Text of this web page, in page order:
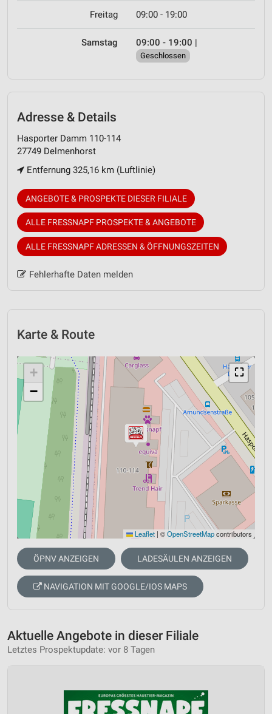
Freitag 09:00 - 19:00
Samstag 09:00 - 19:00 |
Geschlossen
Adresse & Details
Hasporter Damm 110-114
27749 Delmenhorst
Entfernung 325,16 km (Luftlinie)
ANGEBOTE & PROSPEKTE DIESER FILIALE
ALLE FRESSNAPF PROSPEKTE & ANGEBOTE
ALLE FRESSNAPF ADRESSEN & ÖFFNUNGSZEITEN
Fehlerhafte Daten melden
Karte & Route
⛶
+
−
Leaflet | ©OpenStreetMapcontributors
ÖPNV ANZEIGEN LADESÄULEN ANZEIGEN
NAVIGATION MIT GOOGLE/IOS MAPS
Aktuelle Angebote in dieser Filiale
Letztes Prospektupdate: vor 8 Tagen